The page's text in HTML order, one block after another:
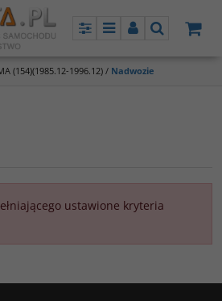
PanelMenuPanelSzukaj
(154)(1985.12-1996.12) / Nadwozie
ustawione kryteria